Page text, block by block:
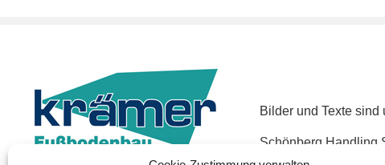
Bilder und Texte
Schönberg Handling